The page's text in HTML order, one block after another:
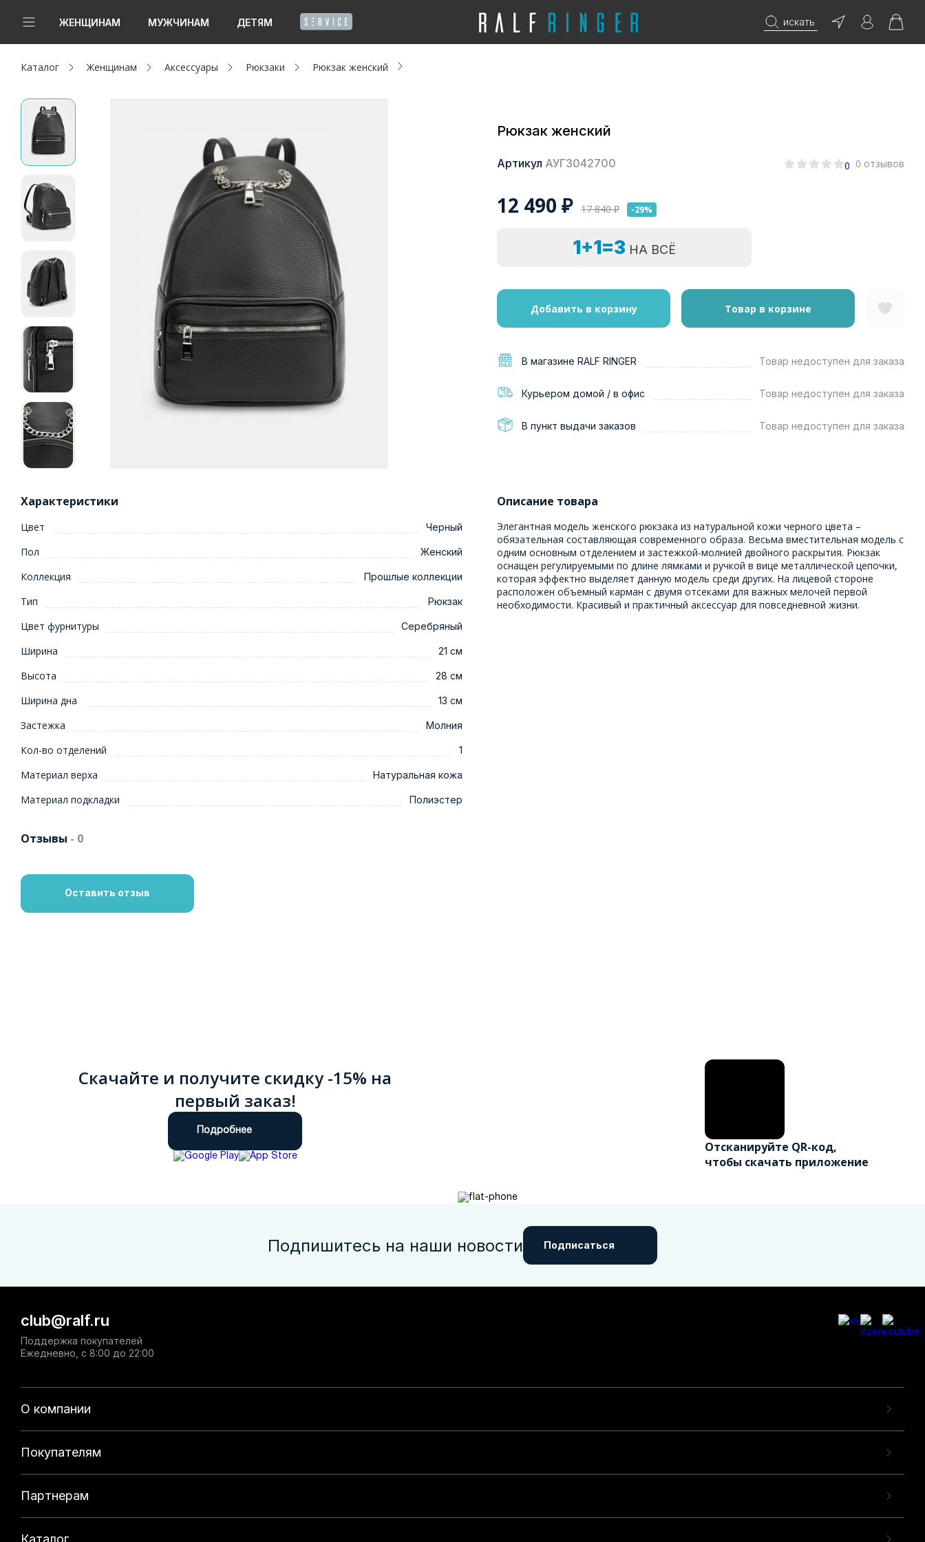
ЖЕНЩИНАМ МУЖЧИНАМ ДЕТЯМ искать
Новинки
Женщинам
Мужчинам
Капсула
Акции / Новости
Адреса магазинов
Каталог Женщинам Аксессуары Рюкзаки Рюкзак женский
Рюкзак женский
Артикул АУГЗ042700 0 0 отзывов
12 490 ₽ 17 840₽ -29%
1+1=3 НА ВСЁ
Добавить в корзину Товар в корзине
В магазине RALF RINGER Товар недоступен для заказа
Курьером домой / в офис Товар недоступен для заказа
В пункт выдачи заказов Товар недоступен для заказа
Характеристики
Цвет Черный
Пол Женский
Коллекция Прошлые коллекции
Тип Рюкзак
Цвет фурнитуры Серебряный
Ширина 21 см
Высота 28 см
Ширина дна 13 см
Застежка Молния
Кол-во отделений 1
Материал верха Натуральная кожа
Материал подкладки Полиэстер
Описание товара
Элегантная модель женского рюкзака из натуральной кожи черного цвета –
обязательная составляющая современного образа. Весьма вместительная модель с
одним основным отделением и застежкой-молнией двойного раскрытия. Рюкзак
оснащен регулируемыми по длине лямками и ручкой в вице металлической цепочки,
которая эффектно выделяет данную модель среди других. На лицевой стороне
расположен объемный карман с двумя отсеками для важных мелочей первой
необходимости. Красивый и практичный аксессуар для повседневной жизни.
Отзывы - 0
Оставить отзыв
Скачайте и получите скидку -15% на
первый заказ!
Подробнее
Отсканируйте QR-код,
чтобы скачать приложение
Подпишитесь на наши новости Подписаться
О компании
Покупателям
Партнерам
Каталог
club@ralf.ru
Поддержка покупателей
Ежедневно, с 8:00 до 22:00